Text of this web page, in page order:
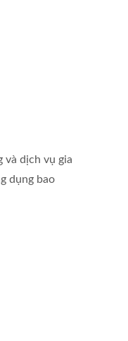
và dịch vụ gia
dụng bao